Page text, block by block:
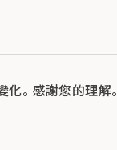
。 感謝您的理解。